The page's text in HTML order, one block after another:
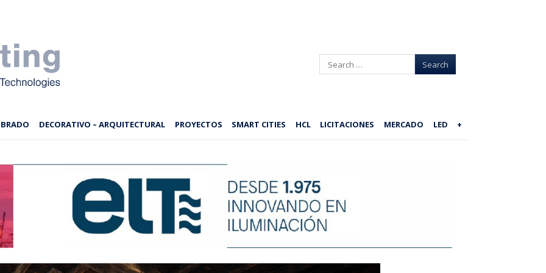
Search
DECORATIVO – ARQUITECTURAL PROYECTOS SMART CITIES HCL LICITACIONES MERCADO LED +